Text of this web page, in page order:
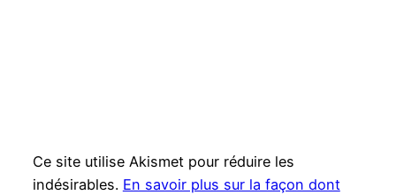
Ce site utilise Akismet pour réduire les
indésirables. En savoir plus sur la façon dont